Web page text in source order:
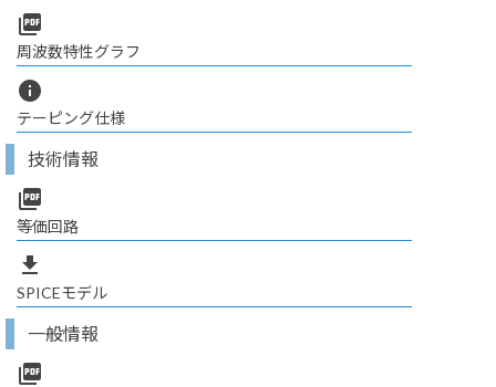
picture_as_pdf
周波数特性グラフ
info
テーピング仕様
技術情報
picture_as_pdf
等価回路
file_download
SPICEモデル
一般情報
picture_as_pdf